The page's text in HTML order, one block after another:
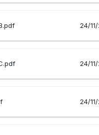
24/
24/
24/